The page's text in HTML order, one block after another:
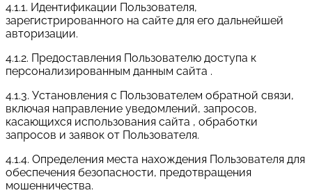
4.1.1. Идентификации Пользователя,
зарегистрированного на сайте для его дальнейшей
авторизации.
4.1.2. Предоставления Пользователю доступа к
персонализированным данным сайта .
4.1.3. Установления с Пользователем обратной связи,
включая направление уведомлений, запросов,
касающихся использования сайта , обработки
запросов и заявок от Пользователя.
4.1.4. Определения места нахождения Пользователя для
обеспечения безопасности, предотвращения
мошенничества.